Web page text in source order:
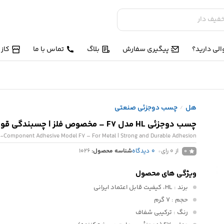
دارید؟ پیگیری سفارش بلاگ تماس با ما
هل / چسب دوجزئی صنعتی
چسب دو‌جزئی HL مدل F7 – مخصوص فلز | چسبندگی قوی و مقاوم
Component Adhesive Model F7 – For Metal | Strong and Durable Adhesion
0 از 0 رای 0 دیدگاهشناسه محصول:1026
ویژگی های محصول
برند : HL، کیفیت قابل اعتماد ایرانی
حجم : 7 گرم
رنگ : ترکیبی شفاف